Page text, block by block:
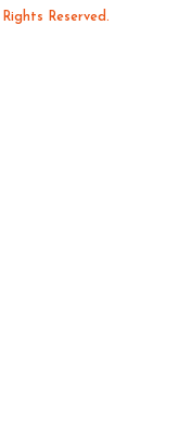
Reserved.